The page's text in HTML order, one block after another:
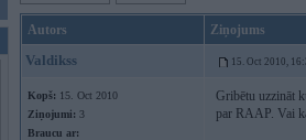
Autors Ziņojums
Valdikss 15. Oct 2010,
Kopš: 15. Oct 2010
Ziņojumi: 3
Braucu ar:
Gribētu uzzināt
par RAAP. Vai